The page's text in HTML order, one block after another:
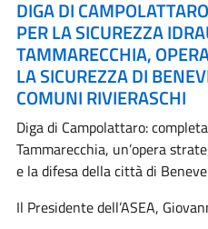
DIGA DI
PER LA SICUREZZA
TAMMARECCHIA,
LA SICUREZZA DI
COMUNI RIVIERASCHI
Diga di Campolattaro:
Tammarecchia, un’opera
e la difesa della città di
Il Presidente dell’ASEA,